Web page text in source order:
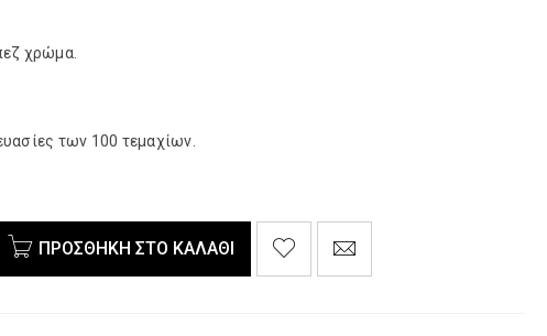
χρώμα.
των 100 τεμαχίων.
ΠΡΟΣΘΉΚΗ ΣΤΟ ΚΑΛΆΘΙ